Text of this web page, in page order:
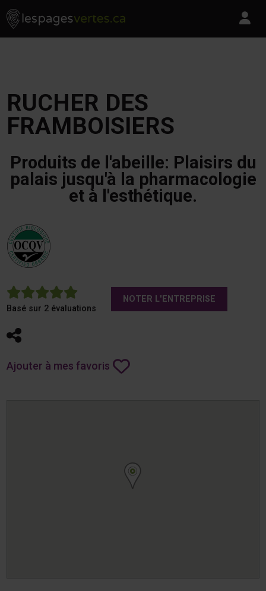
Skip to content
Les Pages Vertes - Go to homepage
RUCHER DES
FRAMBOISIERS
Produits de l'abeille: Plaisirs du
palais jusqu'à la pharmacologie
et à l'esthétique.
5
Basé sur 2 évaluations
NOTER L'ENTREPRISE
Partager
Ajouter à mes favoris